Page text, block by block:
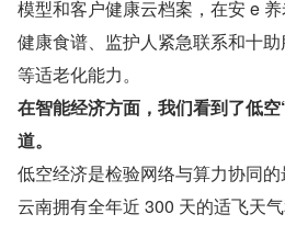
模型和客户健康云档案，在安 e 养
健康食谱、监护人紧急联系和十
等适老化能力。
在智能经济方面，我们看到了低
道。
低空经济是检验网络与算力协同的
云南拥有全年近 300 天的适飞天